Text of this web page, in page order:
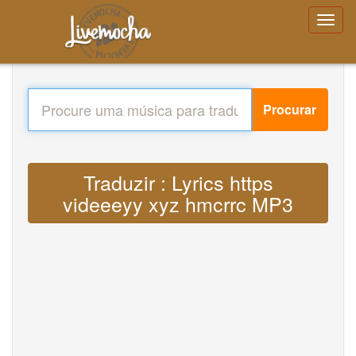
Procurar
Traduzir : Lyrics https
videeeyy xyz hmcrrc MP3